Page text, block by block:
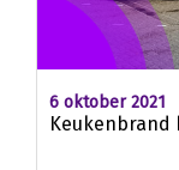
6 oktober 2021
Keukenbrand